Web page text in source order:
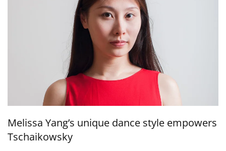
Melissa Yang’s unique dance style empowers
Tschaikowsky